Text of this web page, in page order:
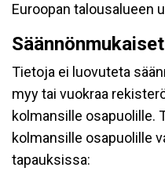
Euroopan talousalueen
Tietoja ei luovuteta
myy tai vuokraa
kolmansille osapuolille.
kolmansille osapuolille
tapauksissa: